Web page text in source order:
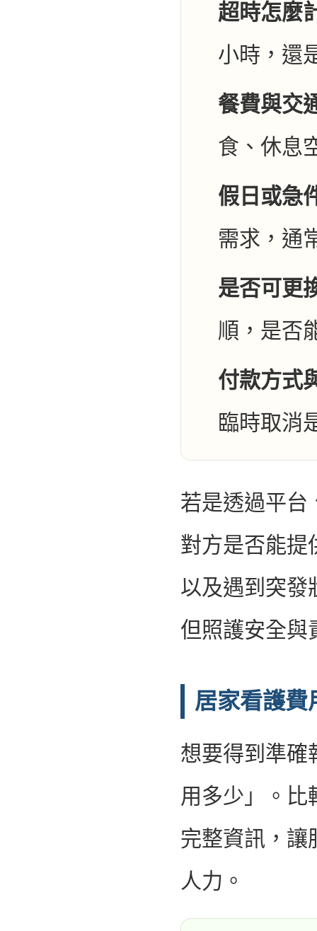
超時怎麼
小時，還
餐費與交
食、休息
假日或急
需求，通
是否可更
順，是否
付款方式
臨時取消
若是透過平台
對方是否能提
以及遇到突發
但照護安全與
居家看護費
想要得到準確
用多少」。比
完整資訊，讓
人力。